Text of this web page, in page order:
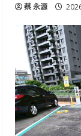
蔡 永源